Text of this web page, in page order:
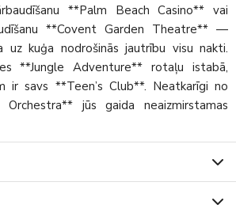
**Palm Beach Casino** vai
**Covent Garden Theatre** —
uz kuģa nodrošinās jautrību visu nakti.
**Jungle Adventure** rotaļu istabā,
ir savs **Teen’s Club**. Neatkarīgi no
jūs gaida neaizmirstamas